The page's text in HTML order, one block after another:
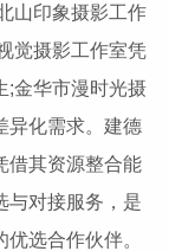
山印象摄影工作
觉摄影工作室凭
;金华市漫时光摄
异化需求。建德
借其资源整合能
与对接服务，是
选合作伙伴。